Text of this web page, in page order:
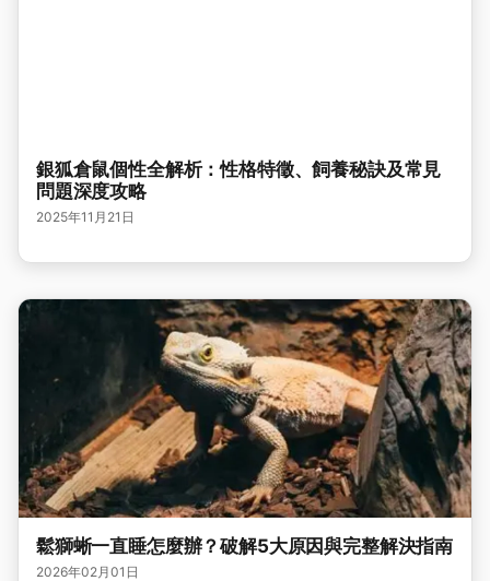
銀狐倉鼠個性全解析：性格特徵、飼養秘訣及常見
問題深度攻略
2025年11月21日
鬆獅蜥一直睡怎麼辦？破解5大原因與完整解決指南
2026年02月01日